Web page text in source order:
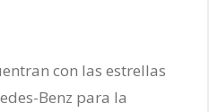
con las estrellas
Benz para la